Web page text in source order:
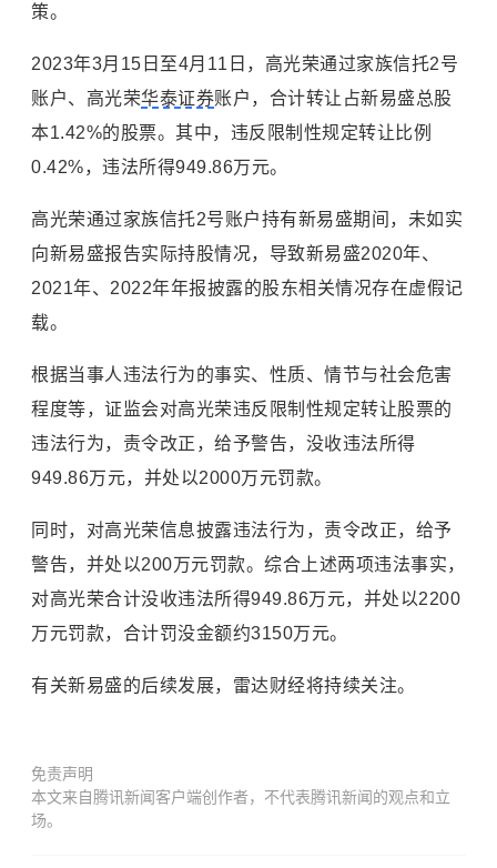
策。
2023年3月15日至4月11日，高光荣通过家族信托2号
账户、高光荣华泰证券账户，合计转让占新易盛总股
本1.42%的股票。其中，违反限制性规定转让比例
0.42%，违法所得949.86万元。
高光荣通过家族信托2号账户持有新易盛期间，未如实
向新易盛报告实际持股情况，导致新易盛2020年、
2021年、2022年年报披露的股东相关情况存在虚假记
载。
根据当事人违法行为的事实、性质、情节与社会危害
程度等，证监会对高光荣违反限制性规定转让股票的
违法行为，责令改正，给予警告，没收违法所得
949.86万元，并处以2000万元罚款。
同时，对高光荣信息披露违法行为，责令改正，给予
警告，并处以200万元罚款。综合上述两项违法事实，
对高光荣合计没收违法所得949.86万元，并处以2200
万元罚款，合计罚没金额约3150万元。
有关新易盛的后续发展，雷达财经将持续关注。
免责声明
本文来自腾讯新闻客户端创作者，不代表腾讯新闻的观点和立
场。